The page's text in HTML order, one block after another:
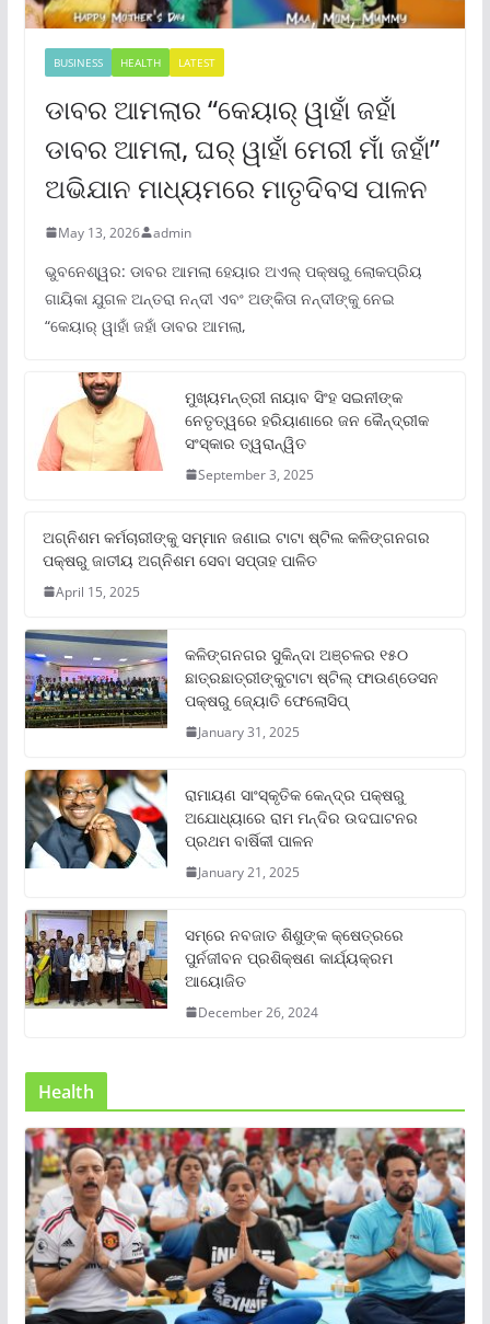
BUSINESS HEALTH LATEST
ଡାବର ଆମଲାର “କେୟାର୍ ୱାହାଁ ଜହାଁ
ଡାବର ଆମଲା, ଘର୍ ୱାହାଁ ମେରୀ ମାଁ ଜହାଁ”
ଅଭିଯାନ ମାଧ୍ୟମରେ ମାତୃଦିବସ ପାଳନ
May 13, 2026 admin
ଭୁବନେଶ୍ୱର: ଡାବର ଆମଲା ହେୟାର ଅଏଲ୍ ପକ୍ଷରୁ ଲୋକପ୍ରିୟ
ଗାୟିକା ଯୁଗଳ ଅନ୍ତରା ନନ୍ଦୀ ଏବଂ ଅଙ୍କିତା ନନ୍ଦୀଙ୍କୁ ନେଇ
“କେୟାର୍ ୱାହାଁ ଜହାଁ ଡାବର ଆମଲା,
ମୁଖ୍ୟମନ୍ତ୍ରୀ ନାୟାବ ସିଂହ ସଇନୀଙ୍କ
ନେତୃତ୍ୱରେ ହରିୟାଣାରେ ଜନ କୈନ୍ଦ୍ରୀକ
ସଂସ୍କାର ତ୍ୱରାନ୍ୱିତ
September 3, 2025
ଅଗ୍ନିଶମ କର୍ମଚାରୀଙ୍କୁ ସମ୍ମାନ ଜଣାଇ ଟାଟା ଷ୍ଟିଲ କଳିଙ୍ଗନଗର
ପକ୍ଷରୁ ଜାତୀୟ ଅଗ୍ନିଶମ ସେବା ସପ୍ତାହ ପାଳିତ
April 15, 2025
କଳିଙ୍ଗନଗର ସୁକିନ୍ଦା ଅଞ୍ଚଳର ୧୫୦
ଛାତ୍ରଛାତ୍ରୀଙ୍କୁଟାଟା ଷ୍ଟିଲ୍ ଫାଉଣ୍ଡେସନ
ପକ୍ଷରୁ ଜ୍ୟୋତି ଫେଲୋସିପ୍‌
January 31, 2025
ରାମାୟଣ ସାଂସ୍କୃତିକ କେନ୍ଦ୍ର ପକ୍ଷରୁ
ଅଯୋଧ୍ୟାରେ ରାମ ମନ୍ଦିର ଉଦଘାଟନର
ପ୍ରଥମ ବାର୍ଷିକୀ ପାଳନ
January 21, 2025
ସମ୍‌ରେ ନବଜାତ ଶିଶୁଙ୍କ କ୍ଷେତ୍ରରେ
ପୁର୍ନଜୀବନ ପ୍ରଶିକ୍ଷଣ କାର୍ଯ୍ୟକ୍ରମ
ଆୟୋଜିତ
December 26, 2024
Health